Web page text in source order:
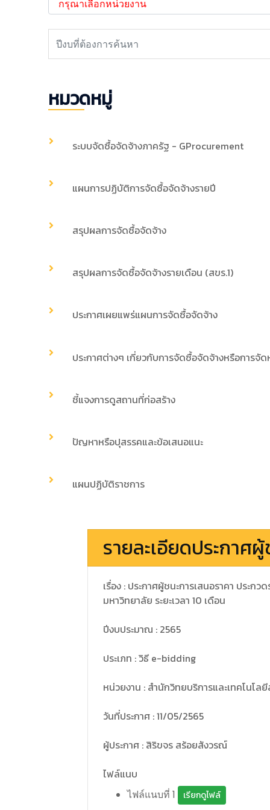
หมวดหมู่
ระบบจัดซื้อจัดจ้างภาครัฐ - GProcurement
แผนการปฏิบัติการจัดซื้อจัดจ้างรายปี
สรุปผลการจัดซื้อจัดจ้าง
สรุปผลการจัดซื้อจัดจ้างรายเดือน (สขร.1)
ประกาศเผยแพร่แผนการจัดซื้อจัดจ้าง
ประกาศต่างๆ เกี่ยวกับการจัดซื้อจัดจ้างหรือการจั
ชี้แจงการดูสถานที่ก่อสร้าง
ปัญหาหรือปุสรรคและข้อเสนอแนะ
แผนปฏิบัติราชการ
รายละเอียดประกาศ
เรื่อง : ประกาศผู้ชนะการเสนอราคา ประ
มหาวิทยาลัย ระยะเวลา 10 เดือน
ปีงบประมาณ : 2565
ประเภท : วิธี e-bidding
หน่วยงาน : สำนักวิทยบริการและเทคโนโล
วันที่ประกาศ : 11/05/2565
ผู้ประกาศ : สิริขจร สร้อยสังวรณ์
ไฟล์แนบ
ไฟล์แนบที่ 1 เรียกดูไฟล์